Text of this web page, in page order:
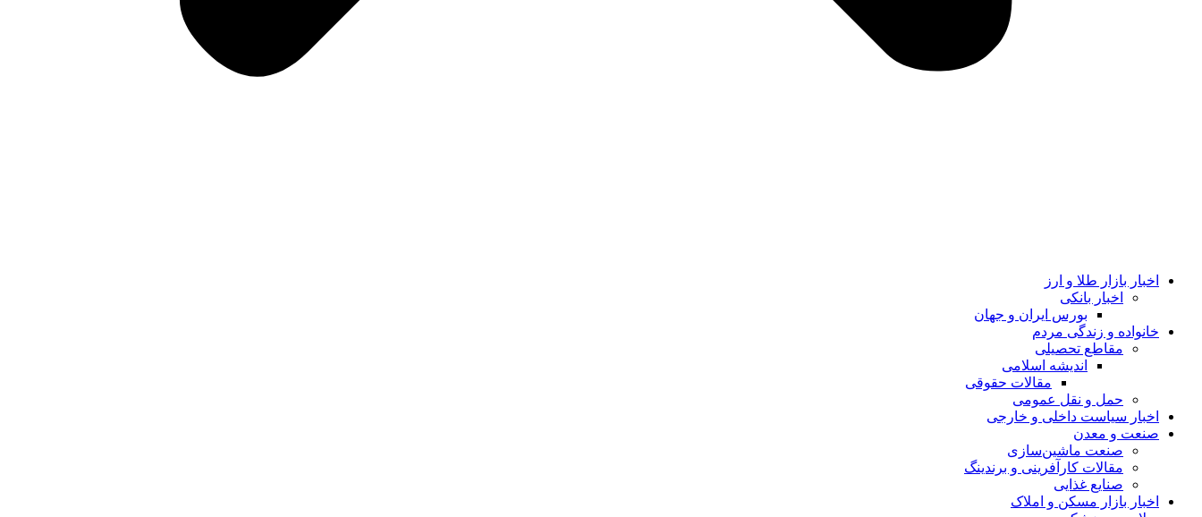
اخبار بازار طلا و ارز
اخبار بانکی
بورس ایران و جهان
خانواده و زندگی مردم
مقاطع تحصیلی
اندیشه اسلامی
مقالات حقوقی
حمل و نقل عمومی
اخبار سیاست داخلی و خارجی
صنعت و معدن
صنعت ماشین‌سازی
مقالات کارآفرینی و برندینگ
صنایع غذایی
اخبار بازار مسکن و املاک